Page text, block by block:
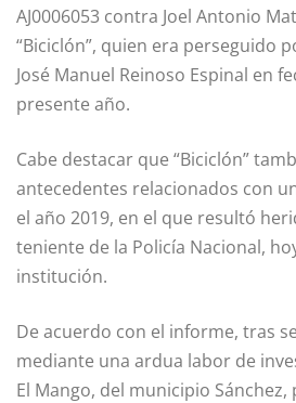
AJ0006053 contra Joel Antonio
“Biciclón”, quien era perseguido
José Manuel Reinoso Espinal en
presente año.
Cabe destacar que “Biciclón”
antecedentes relacionados con
el año 2019, en el que resultó
teniente de la Policía Nacional,
institución.
De acuerdo con el informe, tras
mediante una ardua labor de
El Mango, del municipio Sánchez,